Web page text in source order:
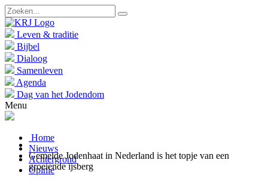
Leven & traditie
Bijbel
Dialoog
Samenleven
Agenda
Dag van het Jodendom
Menu
Home
Nieuws
Achtergrond
Opinie
Gemelde Jodenhaat in Nederland is het topje van een
groeiende ijsberg